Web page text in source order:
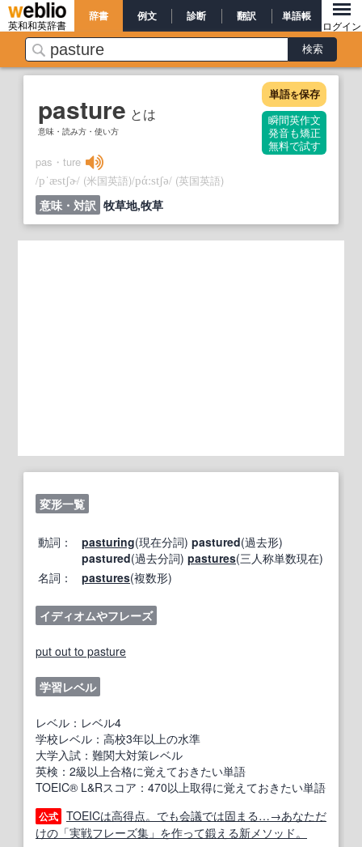
英和和英辞書
辞書 例文 診断 翻訳 単語帳
ログイン
pasture とは
意味・読み方・使い方
単語を保存
瞬間英作文
発音も矯正
無料で試す
pas・ture
/pˈæstʃɚ/ (米国英語)/pάːstʃə/ (英国英語)
意味・対訳 牧草地,牧草
変形一覧
動詞： pasturing(現在分詞) pastured(過去形)
pastured(過去分詞) pastures(三人称単数現在)
名詞：
pastures(複数形)
イディオムやフレーズ
put out to pasture
学習レベル
レベル：レベル4
学校レベル：高校3年以上の水準
大学入試：難関大対策レベル
英検：2級以上合格に覚えておきたい単語
TOEIC® L&Rスコア：470以上取得に覚えておきたい単語
公式 TOEICは高得点。でも会議では固まる…→あなただ
けの「実戦フレーズ集」を作って鍛える新メソッド。